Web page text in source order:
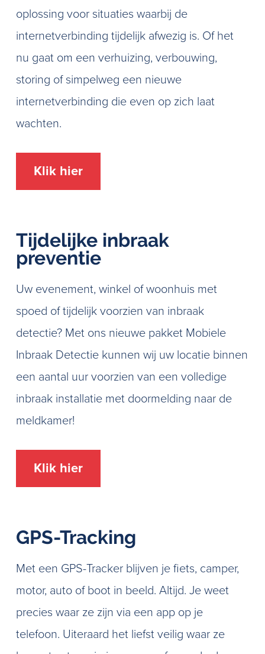
oplossing voor situaties waarbij de
internetverbinding tijdelijk afwezig is. Of het
nu gaat om een verhuizing, verbouwing,
storing of simpelweg een nieuwe
internetverbinding die even op zich laat
wachten.
Klik hier
Tijdelijke inbraak
preventie
Uw evenement, winkel of woonhuis met
spoed of tijdelijk voorzien van inbraak
detectie? Met ons nieuwe pakket Mobiele
Inbraak Detectie kunnen wij uw locatie binnen
een aantal uur voorzien van een volledige
inbraak installatie met doormelding naar de
meldkamer!
Klik hier
GPS-Tracking
Met een GPS-Tracker blijven je fiets, camper,
motor, auto of boot in beeld. Altijd. Je weet
precies waar ze zijn via een app op je
telefoon. Uiteraard het liefst veilig waar ze